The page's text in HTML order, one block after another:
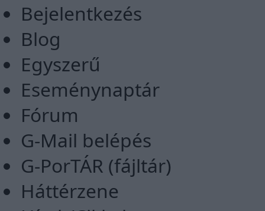
Bejelentkezés
Blog
Egyszerű
Eseménynaptár
Fórum
G-Mail belépés
G-PorTÁR (fájltár)
Háttérzene